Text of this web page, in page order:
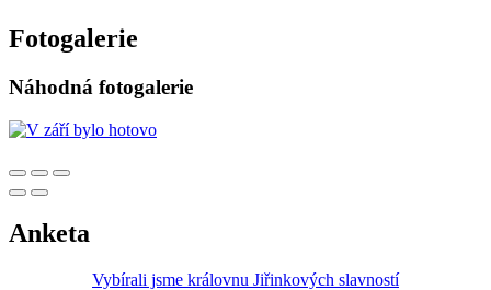
Fotogalerie
Náhodná fotogalerie
Anketa
Vybírali jsme královnu Jiřinkových slavností